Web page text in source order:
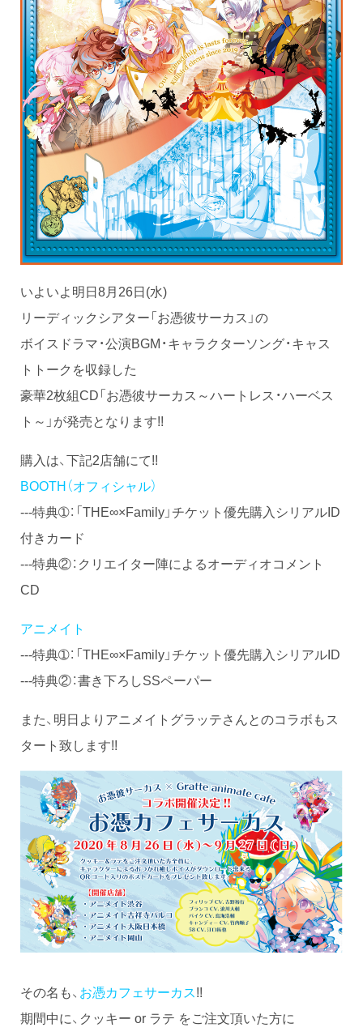
いよいよ明日8月26日(水)
リーディックシアター「お憑彼サーカス」の
ボイスドラマ・公演BGM・キャラクターソング・キャス
トトークを収録した
豪華2枚組CD「お憑彼サーカス～ハートレス・ハーベス
ト～」が発売となります!!
購入は、下記2店舗にて!!
BOOTH（オフィシャル）
---特典➀：「THE∞×Family」チケット優先購入シリアルID
付きカード
---特典②：クリエイター陣によるオーディオコメント
CD
アニメイト
---特典➀：「THE∞×Family」チケット優先購入シリアルID
---特典②：書き下ろしSSペーパー
また、明日よりアニメイトグラッテさんとのコラボもス
タート致します!!
その名も、 お憑カフェサーカス!!
期間中に、クッキー or ラテ をご注文頂いた方に